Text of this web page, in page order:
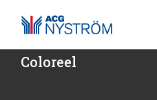
innehållet
Coloreel